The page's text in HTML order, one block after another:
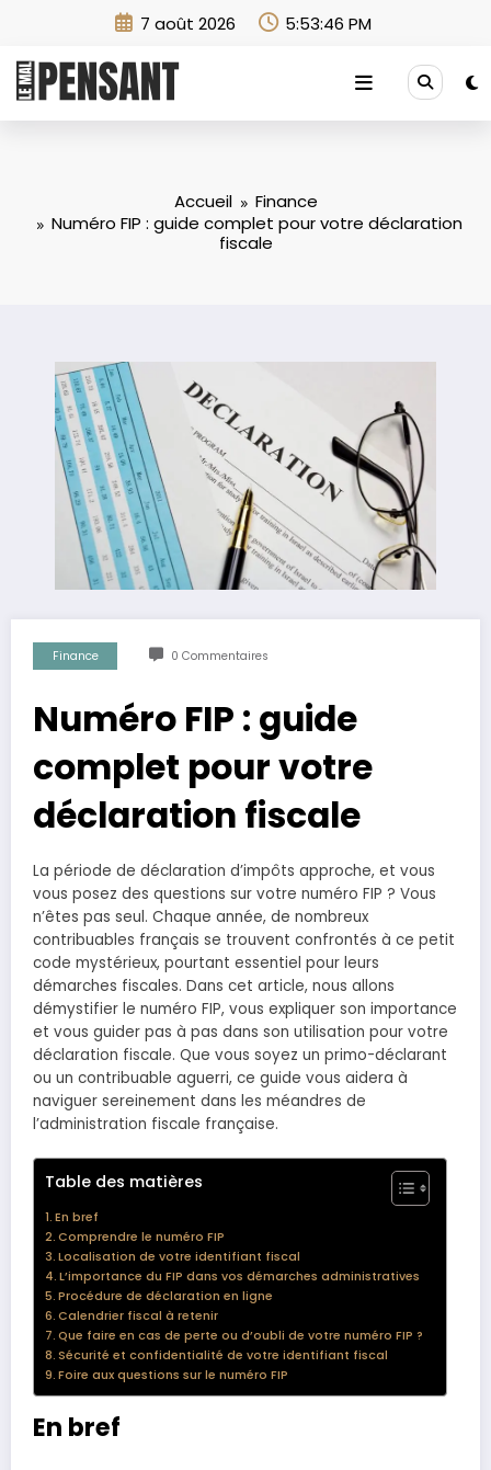
7 août 2026 5:53:47 PM
Accueil
Finance
Numéro FIP : guide complet pour votre déclaration
fiscale
Finance 0 Commentaires
Numéro FIP : guide
complet pour votre
déclaration fiscale
La période de déclaration d’impôts approche, et vous
vous posez des questions sur votre numéro FIP ? Vous
n’êtes pas seul. Chaque année, de nombreux
contribuables français se trouvent confrontés à ce petit
code mystérieux, pourtant essentiel pour leurs
démarches fiscales. Dans cet article, nous allons
démystifier le numéro FIP, vous expliquer son importance
et vous guider pas à pas dans son utilisation pour votre
déclaration fiscale. Que vous soyez un primo-déclarant
ou un contribuable aguerri, ce guide vous aidera à
naviguer sereinement dans les méandres de
l’administration fiscale française.
Table des matières
En bref
Comprendre le numéro FIP
Localisation de votre identifiant fiscal
L’importance du FIP dans vos démarches administratives
Procédure de déclaration en ligne
Calendrier fiscal à retenir
Que faire en cas de perte ou d’oubli de votre numéro FIP ?
Sécurité et confidentialité de votre identifiant fiscal
Foire aux questions sur le numéro FIP
En bref